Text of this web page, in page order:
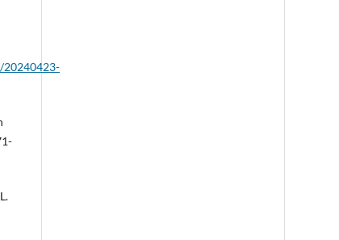
20240423-